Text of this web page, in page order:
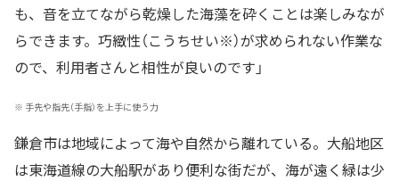
も、音を立てながら乾燥した海藻を砕くことは楽しみなが
らできます。巧緻性（こうちせい※）が求められない作業な
ので、利用者さんと相性が良いのです」
※ 手先や指先（手指）を上手に使う力
鎌倉市は地域によって海や自然から離れている。大船地区
は東海道線の大船駅があり便利な街だが、海が遠く緑は少